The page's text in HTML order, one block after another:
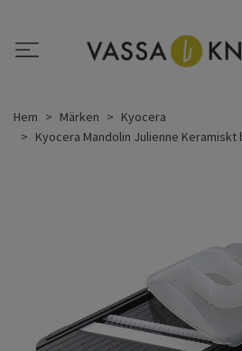
Hem Märken
Kyocera
Kyocera Mandolin Julienne Keramiskt